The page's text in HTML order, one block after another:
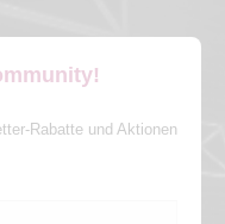
Rabatte und Aktionen